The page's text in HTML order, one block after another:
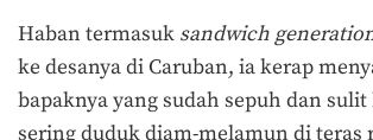
Haban termasuk sandwich
ke desanya di Caruban, ia kerap
bapaknya yang sudah sepuh dan
sering duduk diam-melamun di teras